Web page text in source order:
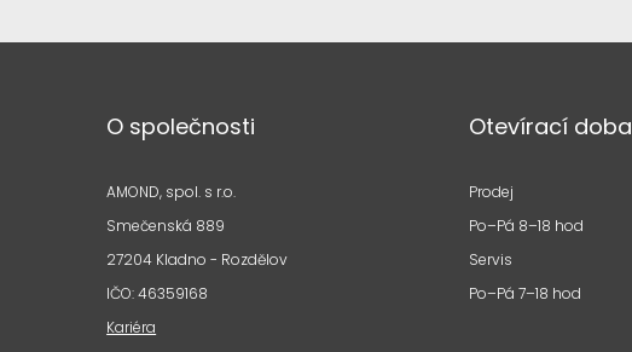
O společnosti
AMOND, spol. s r.o.
Smečenská 889
27204 Kladno - Rozdělov
IČO: 46359168
Kariéra
Otevírací doba
Prodej
Po–Pá 8–18 hod
Servis
Po–Pá 7–18 hod